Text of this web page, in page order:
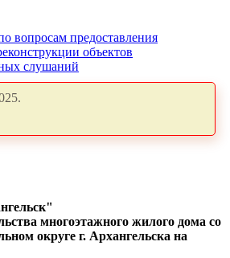
вопросам предоставления
объектов
слушаний
многоэтажного жилого дома со
округе г. Архангельска на